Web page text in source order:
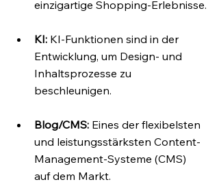
einzigartige Shopping-Erlebnisse.
KI: KI-Funktionen sind in der
Entwicklung, um Design- und
Inhaltsprozesse zu
beschleunigen.
Blog/CMS: Eines der flexibelsten
und leistungsstärksten Content-
Management-Systeme (CMS)
auf dem Markt.